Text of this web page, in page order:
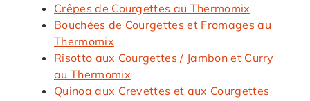
Crêpes de Courgettes au Thermomix
Bouchées de Courgettes et Fromages au
Thermomix
Risotto aux Courgettes / Jambon et Curry
au Thermomix
Quinoa aux Crevettes et aux Courgettes